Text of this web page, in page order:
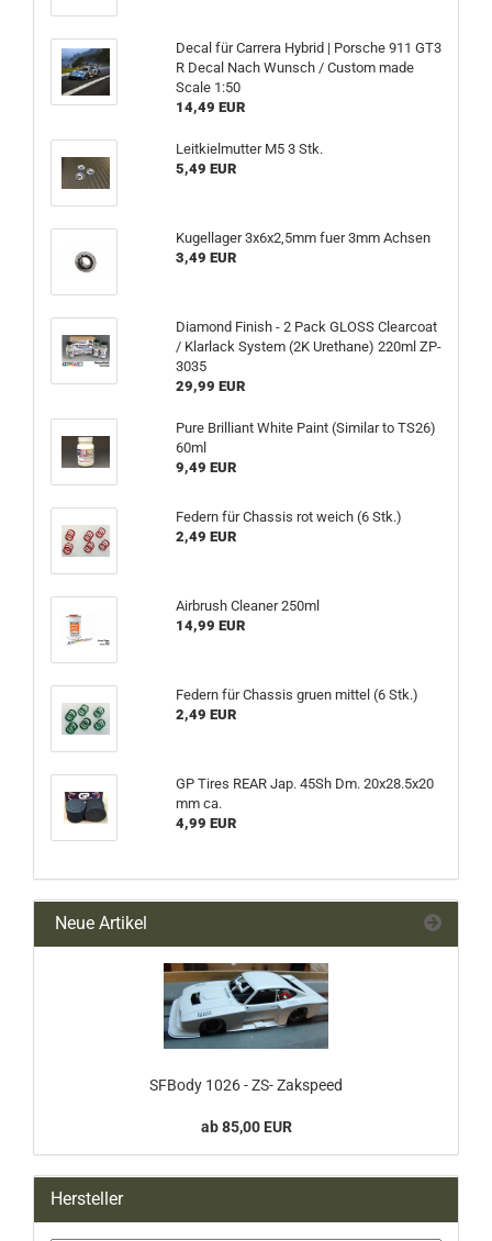
Decal für Carrera Hybrid | Porsche 911 GT3
R Decal Nach Wunsch / Custom made
Scale 1:50
14,49 EUR
Leitkielmutter M5 3 Stk.
5,49 EUR
Kugellager 3x6x2,5mm fuer 3mm Achsen
3,49 EUR
Diamond Finish - 2 Pack GLOSS Clearcoat
/ Klarlack System (2K Urethane) 220ml ZP-
3035
29,99 EUR
Pure Brilliant White Paint (Similar to TS26)
60ml
9,49 EUR
Federn für Chassis rot weich (6 Stk.)
2,49 EUR
Airbrush Cleaner 250ml
14,99 EUR
Federn für Chassis gruen mittel (6 Stk.)
2,49 EUR
GP Tires REAR Jap. 45Sh Dm. 20x28.5x20
mm ca.
4,99 EUR
Neue Artikel
SFBody 1026 - ZS- Zakspeed
ab 85,00 EUR
Hersteller